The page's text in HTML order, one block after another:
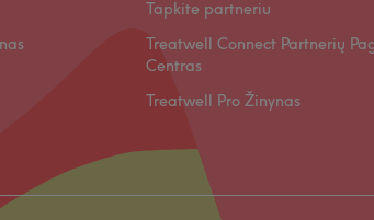
Tapkite partneriu
Treatwell Connect Partnerių
Centras
Treatwell Pro Žinynas